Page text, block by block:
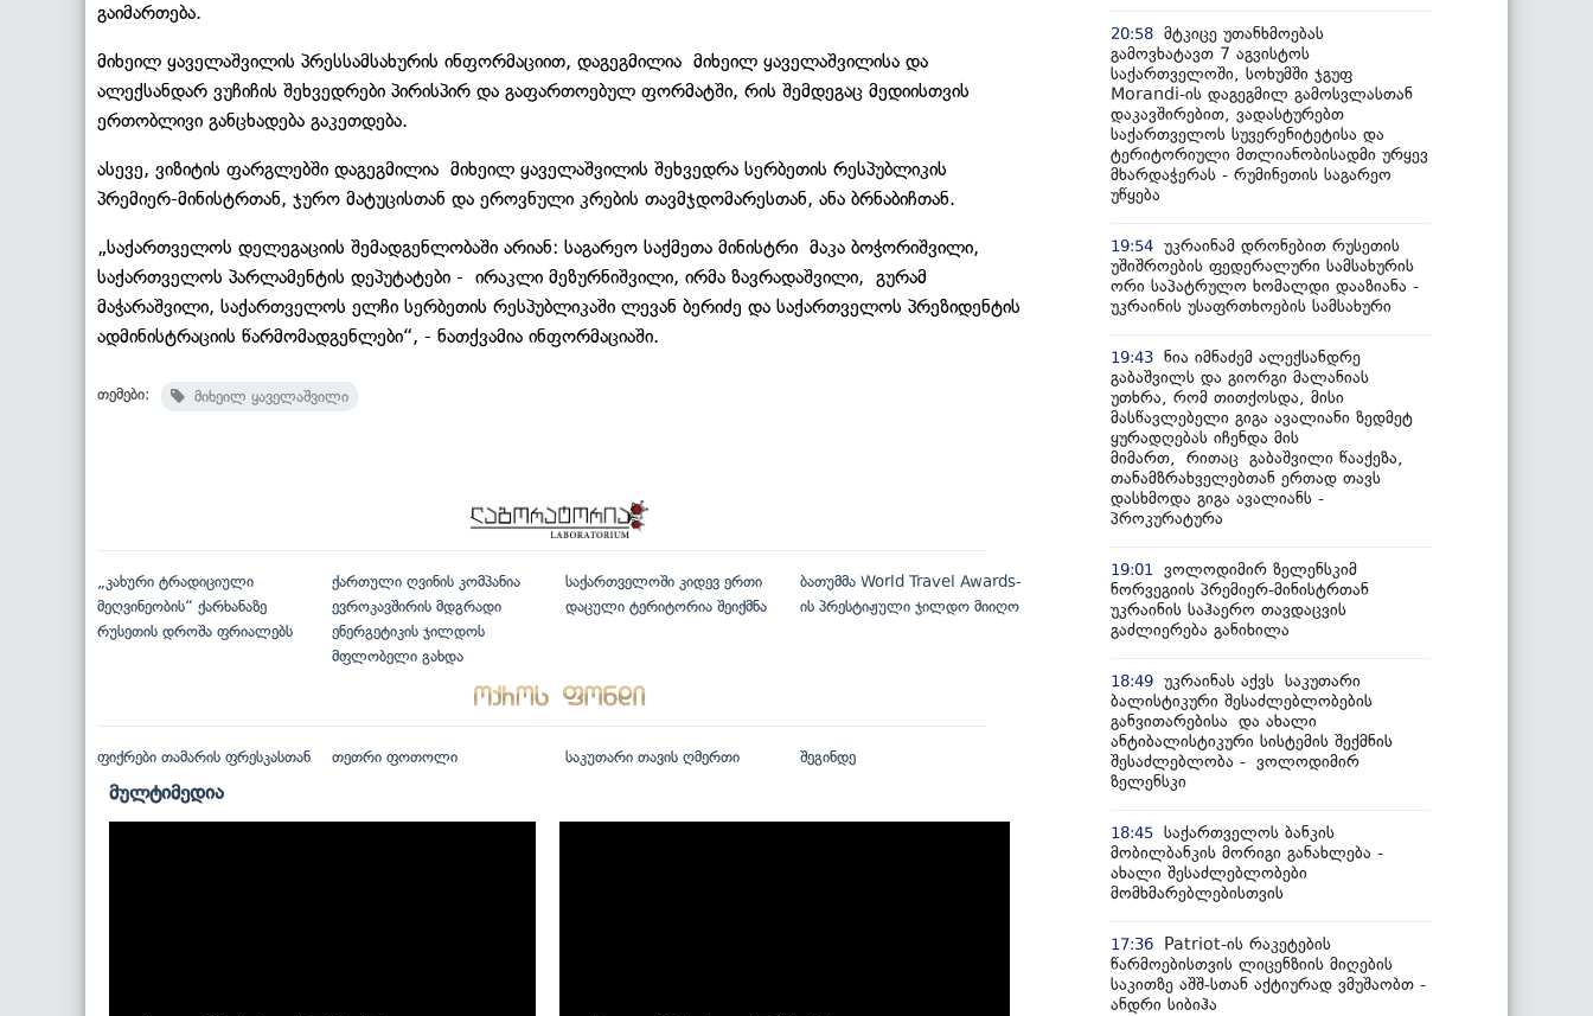
გაიმართება.
მიხეილ ყაველაშვილის პრესსამსახურის ინფორმაციით, დაგეგმილია მიხეილ ყაველაშვილისა და
ალექსანდარ ვუჩიჩის შეხვედრები პირისპირ და გაფართოებულ ფორმატში, რის შემდეგაც მედიისთვის
ერთობლივი განცხადება გაკეთდება.
ასევე, ვიზიტის ფარგლებში დაგეგმილია მიხეილ ყაველაშვილის შეხვედრა სერბეთის რესპუბლიკის
პრემიერ-მინისტრთან, ჯურო მატუცისთან და ეროვნული კრების თავმჯდომარესთან, ანა ბრნაბიჩთან.
„საქართველოს დელეგაციის შემადგენლობაში არიან: საგარეო საქმეთა მინისტრი მაკა ბოჭორიშვილი,
საქართველოს პარლამენტის დეპუტატები - ირაკლი მეზურნიშვილი, ირმა ზავრადაშვილი, გურამ
მაჭარაშვილი, საქართველოს ელჩი სერბეთის რესპუბლიკაში ლევან ბერიძე და საქართველოს პრეზიდენტის
ადმინისტრაციის წარმომადგენლები“, - ნათქვამია ინფორმაციაში.
თემები: მიხეილ ყაველაშვილი
„კახური ტრადიციული
მეღვინეობის“ ქარხანაზე
რუსეთის დროშა ფრიალებს
ქართული ღვინის კომპანია
ევროკავშირის მდგრადი
ენერგეტიკის ჯილდოს
მფლობელი გახდა
საქართველოში კიდევ ერთი
დაცული ტერიტორია შეიქმნა
ბათუმმა World Travel Awards-
ის პრესტიჟული ჯილდო მიიღო
ფიქრები თამარის ფრესკასთან თეთრი ფოთოლი საკუთარი თავის ღმერთი შეგინდე
მულტიმედია
20:58 მტკიცე უთანხმოებას
გამოვხატავთ 7 აგვისტოს
საქართველოში, სოხუმში ჯგუფ
Morandi-ის დაგეგმილ გამოსვლასთან
დაკავშირებით, ვადასტურებთ
საქართველოს სუვერენიტეტისა და
ტერიტორიული მთლიანობისადმი ურყევ
მხარდაჭერას - რუმინეთის საგარეო
უწყება
19:54 უკრაინამ დრონებით რუსეთის
უშიშროების ფედერალური სამსახურის
ორი საპატრულო ხომალდი დააზიანა -
უკრაინის უსაფრთხოების სამსახური
19:43 ნია იმნაძემ ალექსანდრე
გაბაშვილს და გიორგი მალანიას
უთხრა, რომ თითქოსდა, მისი
მასწავლებელი გიგა ავალიანი ზედმეტ
ყურადღებას იჩენდა მის
მიმართ, რითაც გაბაშვილი წააქეზა,
თანამზრახველებთან ერთად თავს
დასხმოდა გიგა ავალიანს -
პროკურატურა
19:01
ვოლოდიმირ ზელენსკიმ
ნორვეგიის პრემიერ-მინისტრთან
უკრაინის საჰაერო თავდაცვის
გაძლიერება განიხილა
18:49 უკრაინას აქვს საკუთარი
ბალისტიკური შესაძლებლობების
განვითარებისა და ახალი
ანტიბალისტიკური სისტემის შექმნის
შესაძლებლობა - ვოლოდიმირ
ზელენსკი
18:45 საქართველოს ბანკის
მობილბანკის მორიგი განახლება -
ახალი შესაძლებლობები
მომხმარებლებისთვის
17:36
Patriot-ის რაკეტების
წარმოებისთვის ლიცენზიის მიღების
საკითზე აშშ-სთან აქტიურად ვმუშაობთ -
ანდრი სიბიჰა